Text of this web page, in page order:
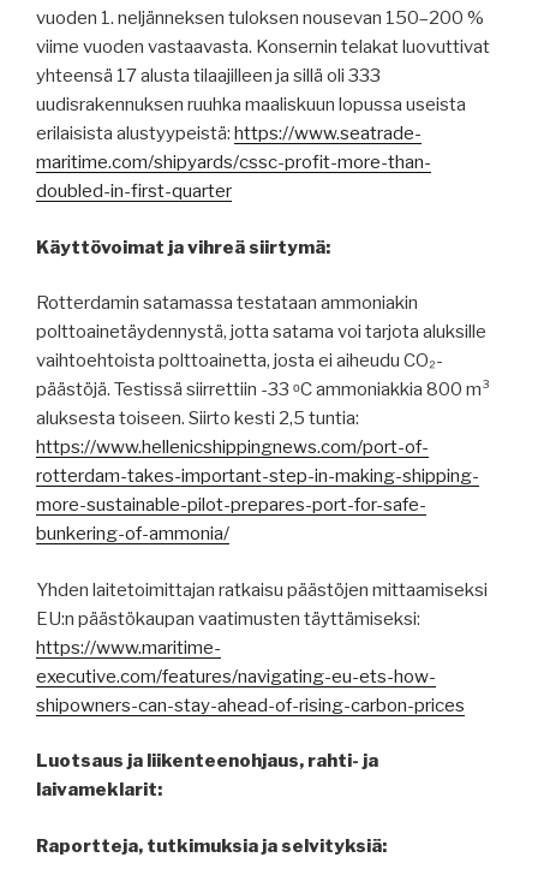
vuoden 1. neljänneksen tuloksen nousevan 150–200 %
viime vuoden vastaavasta. Konsernin telakat luovuttivat
yhteensä 17 alusta tilaajilleen ja sillä oli 333
uudisrakennuksen ruuhka maaliskuun lopussa useista
erilaisista alustyypeistä: https://www.seatrade-
maritime.com/shipyards/cssc-profit-more-than-
doubled-in-first-quarter
Käyttövoimat ja vihreä siirtymä:
Rotterdamin satamassa testataan ammoniakin
polttoainetäydennystä, jotta satama voi tarjota aluksille
vaihtoehtoista polttoainetta, josta ei aiheudu CO₂-
päästöjä. Testissä siirrettiin -33 ᵒC ammoniakkia 800 m³
aluksesta toiseen. Siirto kesti 2,5 tuntia:
https://www.hellenicshippingnews.com/port-of-
rotterdam-takes-important-step-in-making-shipping-
more-sustainable-pilot-prepares-port-for-safe-
bunkering-of-ammonia/
Yhden laitetoimittajan ratkaisu päästöjen mittaamiseksi
EU:n päästökaupan vaatimusten täyttämiseksi:
https://www.maritime-
executive.com/features/navigating-eu-ets-how-
shipowners-can-stay-ahead-of-rising-carbon-prices
Luotsaus ja liikenteenohjaus, rahti- ja
laivameklarit:
Raportteja, tutkimuksia ja selvityksiä: